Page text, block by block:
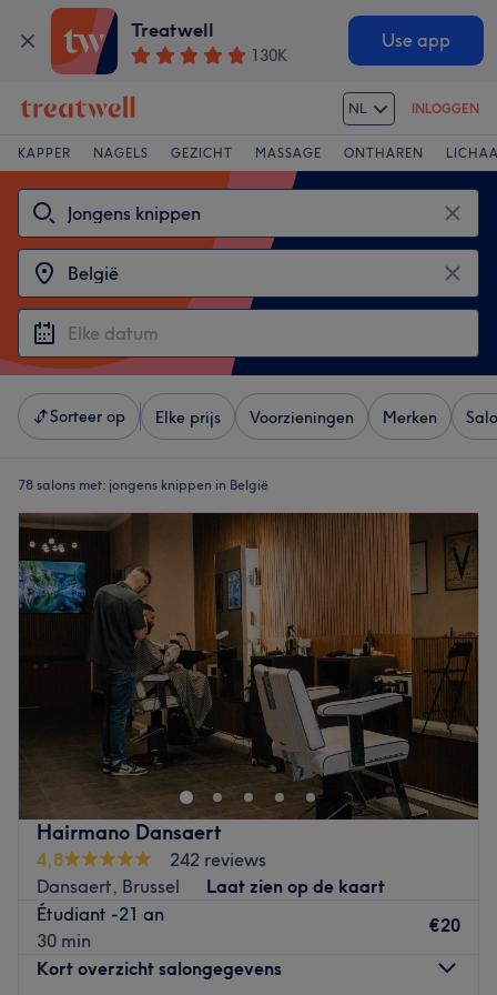
Treatwell
130K
Use app
NL INLOGGEN
KAPPER NAGELS GEZICHT MASSAGE ONTHAREN
Sorteer op Elke prijs Voorzieningen Merken
78 salons met: jongens knippen in België
Hairmano Dansaert
4,8
242 reviews
Dansaert, Brussel
Laat zien op de kaart
Étudiant -21 an
30 min
€20
Kort overzicht salongegevens